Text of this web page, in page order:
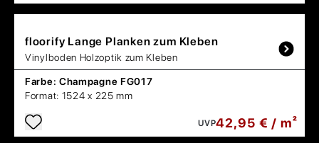
floorify Lange Planken zum Kleben
Vinylboden Holzoptik zum Kleben
Farbe: Champagne FG017
Format: 1524 x 225 mm
UVP42,95 € / m²